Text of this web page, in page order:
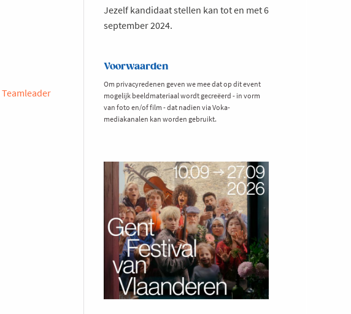
Teamleader
Jezelf kandidaat stellen kan tot en met 6
september 2024.
Voorwaarden
Om privacyredenen geven we mee dat op dit event
mogelijk beeldmateriaal wordt gecreëerd - in vorm
van foto en/of film - dat nadien via Voka-
mediakanalen kan worden gebruikt.